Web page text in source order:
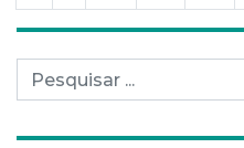
Pesquisar por: